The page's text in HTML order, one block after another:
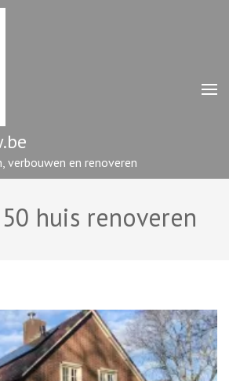
verbouwen en renoveren
huis renoveren